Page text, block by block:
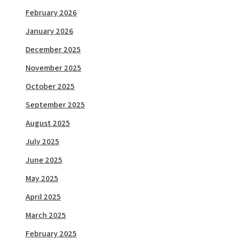
February 2026
January 2026
December 2025
November 2025
October 2025
September 2025
August 2025
July 2025
June 2025
May 2025
April 2025
March 2025
February 2025